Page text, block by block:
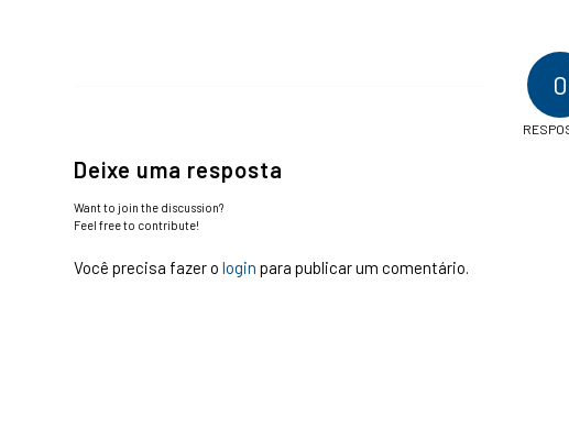
0
Deixe uma resposta
Want to join the discussion?
Feel free to contribute!
Você precisa fazer o login para publicar um comentário.